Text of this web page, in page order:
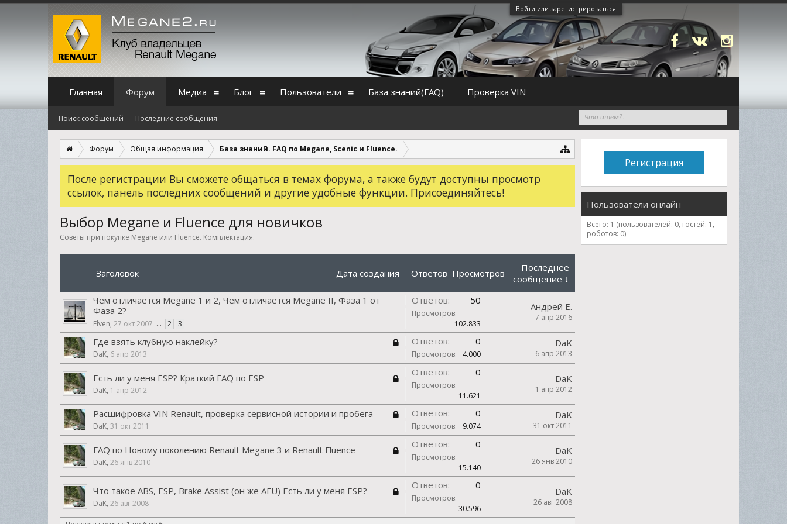
Войти или зарегистрироваться
Форум Общая информация База знаний. FAQ по Megane, Scenic и Fluence.
После регистрации Вы сможете общаться в темах форума, а также будут доступны просмотр
ссылок, панель последних сообщений и другие удобные функции. Присоединяйтесь!
Выбор Megane и Fluence для новичков
Советы при покупке Megane или Fluence. Комплектация.
Заголовок Дата создания Ответов Просмотров
Последнее
сообщение ↓
Чем отличается Megane 1 и 2, Чем отличается Megane II, Фаза 1 от
Фаза 2?
Elven, 27 окт 2007 ... 2 3
Ответов: 50
Просмотров:
102.833
Андрей Е.
7 апр 2016
Где взять клубную наклейку?
DaK, 6 апр 2013
Ответов: 0
Просмотров: 4.000
DaK
6 апр 2013
Есть ли у меня ESP? Краткий FAQ по ESP
DaK, 1 апр 2012
Ответов: 0
Просмотров:
11.621
DaK
1 апр 2012
Расшифровка VIN Renault, проверка сервисной истории и пробега
DaK, 31 окт 2011
Ответов: 0
Просмотров: 9.074
DaK
31 окт 2011
FAQ по Новому поколению Renault Megane 3 и Renault Fluence
DaK, 26 янв 2010
Ответов: 0
Просмотров:
15.140
DaK
26 янв 2010
Что такое ABS, ESP, Brake Assist (он же AFU) Есть ли у меня ESP?
DaK, 26 авг 2008
Ответов: 0
Просмотров:
30.596
DaK
26 авг 2008
Регистрация
Пользователи онлайн
Всего: 1 (пользователей: 0, гостей: 1,
роботов: 0)
Главная Форум
Поиск сообщений Последние сообщения
Медиа Блог Пользователи База знаний(FAQ) Проверка VIN